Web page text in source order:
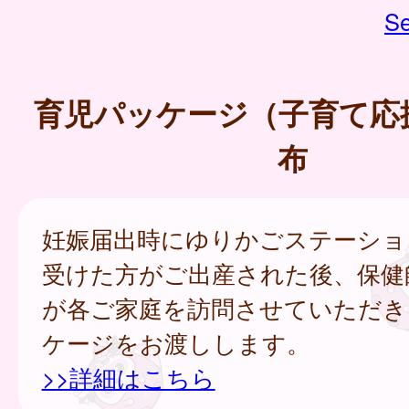
育児パッケージ（子育て
布
妊娠届出時にゆりかごステーシ
受けた方がご出産された後、保
が各ご家庭を訪問させていただ
ケージをお渡しします。
>>詳細はこちら